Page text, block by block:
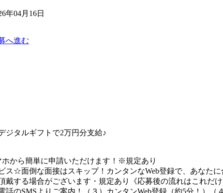
年04月16日
へ進む
ジタルギフトで2万円分支給♪
から簡単に申請いただけます！※規定あり
☆面倒な面接はスキップ！カンタンなWeb登録で、あなた
する場合がございます・規定あり《応募後の流れはこれだけ
話のSMSよりご案内！（３）カンタンWeb登録（約5分！）